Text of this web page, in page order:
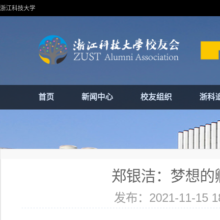
浙江科技大学
首页 新闻中心 校友组织 浙科
郑银洁：梦想的
发布：2021-11-15